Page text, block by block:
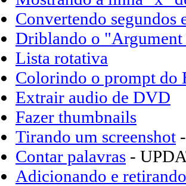
Convertendo
Driblando o
Lista rotativa
Colorindo o prompt do
Extrair audio de DVD
Fazer thumbnails
Tirando um screenshot
Contar palavras -
Adicionando e